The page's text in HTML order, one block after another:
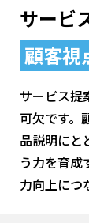
サービ
顧客視
サービス提
可欠です。
品説明にと
う力を育成
力向上につ